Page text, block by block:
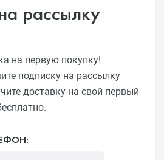
рассылку
на первую покупку!
подписку на рассылку
доставку на свой первый